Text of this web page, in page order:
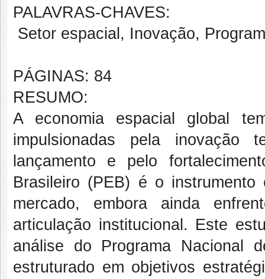
PALAVRAS-CHAVES:
Setor espacial, Inovação,
PÁGINAS: 84
RESUMO:
A economia espacial global
impulsionadas pela inovação
lançamento e pelo
Brasileiro (PEB) é o
mercado, embora ainda
articulação institucional. Este
análise do Programa Nacional
estruturado em objetivos